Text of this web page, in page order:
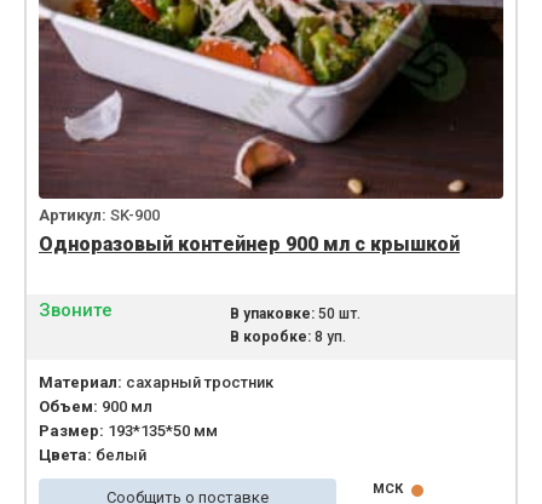
Артикул: SK-900
Одноразовый контейнер 900 мл с крышкой
Звоните В упаковке:50 шт.
В коробке:8 уп.
Материал: сахарный тростник
Объем: 900 мл
Размер: 193*135*50 мм
Цвета: белый
Сообщить о поставке МСК